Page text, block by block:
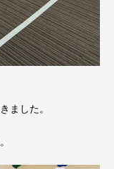
ました。